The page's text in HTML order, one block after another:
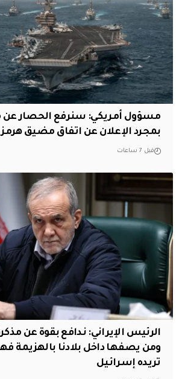
مسؤول أمريكي: سنرفع الحصار عن
بمجرد الإعلان عن اتفاق مضيق هرمز
قبل 7 ساعات
الرئيس الإيراني: ندافع بقوة عن
ومن يصفها داخل بلادنا بالهزيمة
تريده إسرائيل